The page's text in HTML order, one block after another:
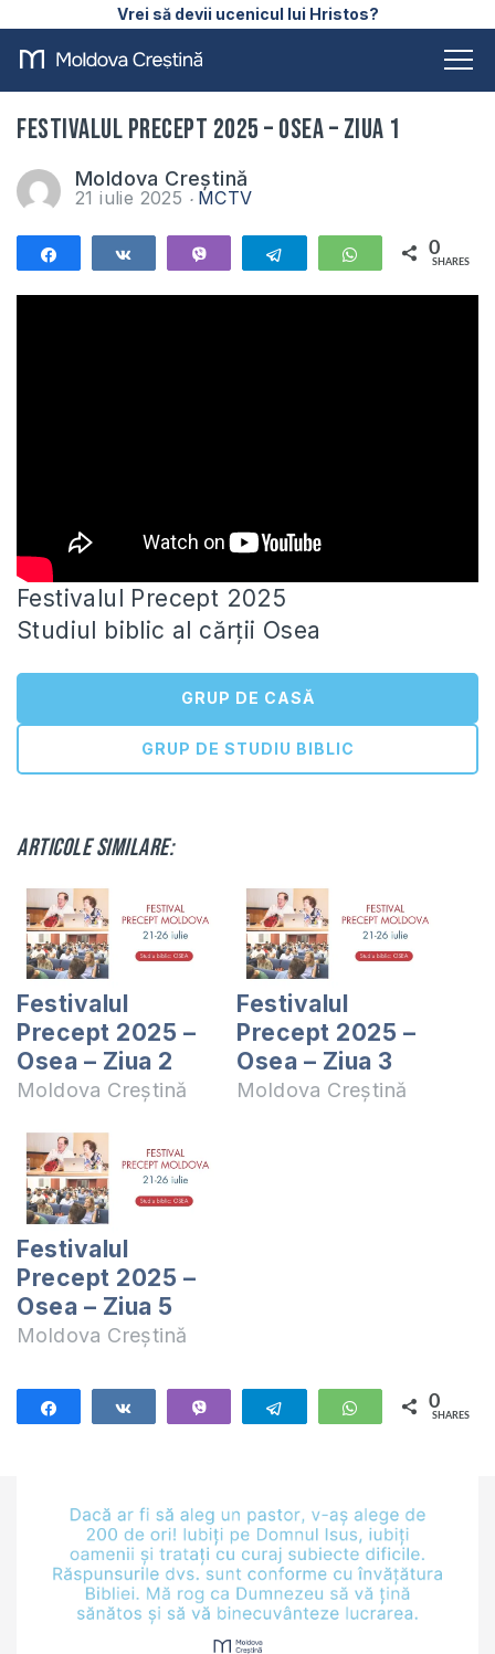
Vrei să devii ucenicul lui Hristos?
Festivalul Precept 2025 – Osea – Ziua 1
Moldova Creștină
21 iulie 2025 MCTV
Telegram WhatsApp
0
SHARES
Festivalul Precept 2025
Studiul biblic al cărții Osea
GRUP DE CASĂ
GRUP DE STUDIU BIBLIC
Articole similare:
Festivalul
Precept 2025 –
Osea – Ziua 2
Moldova Creștină
Festivalul
Precept 2025 –
Osea – Ziua 3
Moldova Creștină
Festivalul
Precept 2025 –
Osea – Ziua 5
Moldova Creștină
Telegram WhatsApp
0
SHARES